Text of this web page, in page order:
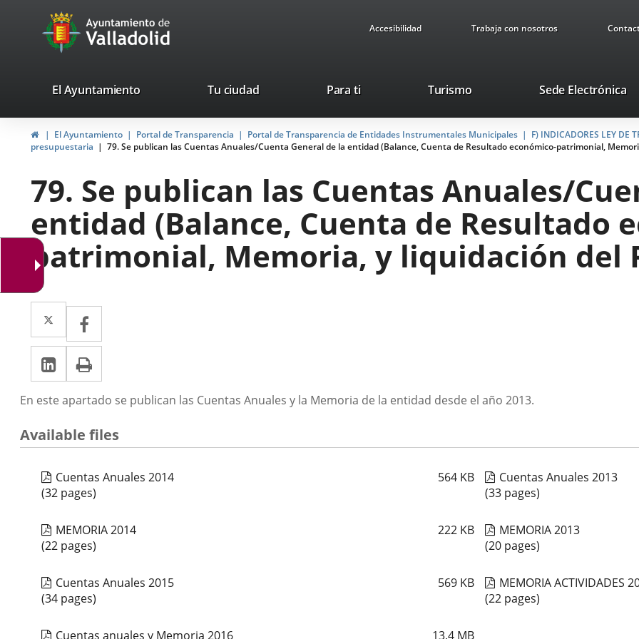
Portal
Web
Ayuntamiento
de
Valladolid
Accesibilidad Trabaja con nosotros
valladolid.es
El Ayuntamiento Tu ciudad Para ti TurismoThis
will
open
in
pop-
up
window.
Sede Electrónica
HomeEl Ayuntamiento Portal de Transparencia Portal de Transparencia de Entidades Instrumentales Municipales F) INDICADORES LEY DE
presupuestaria
79. Se publican las Cuentas Anuales/Cuenta General de la entidad (Balance, Cuenta de Resultado económico-patrimonial,
79. Se publican las Cuentas Anuales/
entidad (Balance, Cuenta de Resultado
patrimonial, Memoria, y liquidación del
Twitter
Enlace
a
una
aplicación
externa.
a
una
aplicación
externa.
Linkedin
Enlace
a
una
aplicación
externa.
Descripción
En este apartado se publican las Cuentas Anuales y la Memoria de la entidad desde el año 2013.
Available files
Cuentas Anuales 2014 564 KB
(32 pages)
Cuentas Anuales 2013
(33 pages)
MEMORIA 2014 222 KB
(22 pages)
MEMORIA 2013
(20 pages)
Cuentas Anuales 2015 569 KB
(34 pages)
MEMORIA ACTIVIDADES
(22 pages)
Cuentas anuales y Memoria 2016 13.4 MB